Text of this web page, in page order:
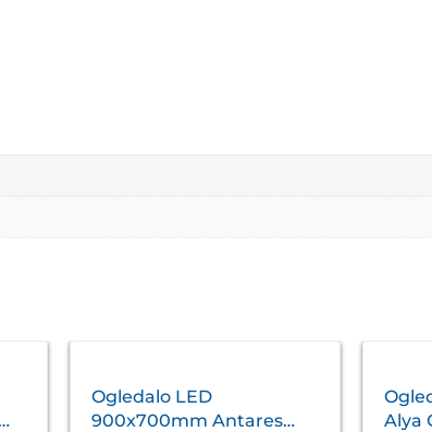
Ogledalo LED
900x700mm Antares
Alya